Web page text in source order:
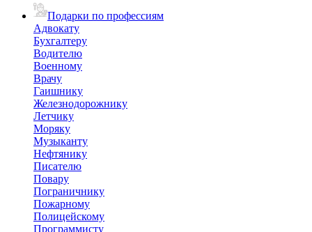
Подарки по профессиям
Адвокату
Бухгалтеру
Водителю
Военному
Врачу
Гаишнику
Железнодорожнику
Летчику
Моряку
Музыканту
Нефтянику
Писателю
Повару
Пограничнику
Пожарному
Полицейскому
Программисту